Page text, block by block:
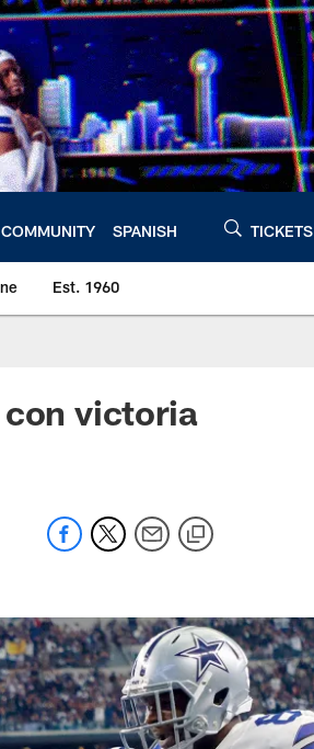
COMMUNITY SPANISH TICKETS
Est. 1960
con victoria